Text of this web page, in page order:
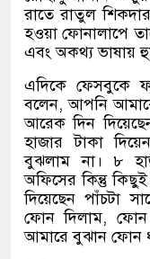
রাতে রাতুল
হওয়া ফোনালাপে
এবং অকথ্য ভাষায়
এদিকে ফেসবুকে
বলেন,আপনি
আরেক দিন
হাজার টাকা
বুঝলাম না। ৮
অফিসের কিন্তু
দিয়েছেন পাঁচটা
ফোন দিলাম, ফোন
আমারে বুঝান ফোন